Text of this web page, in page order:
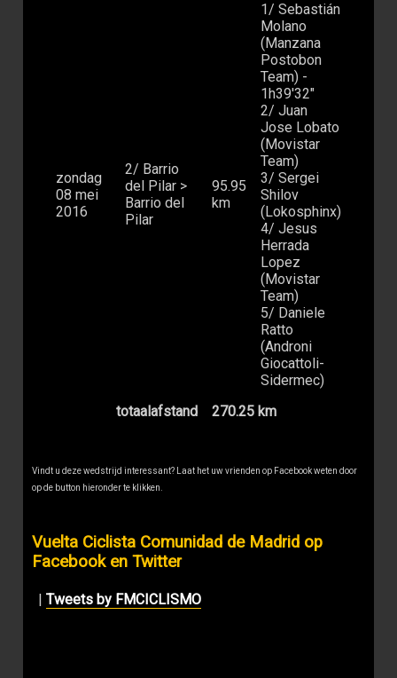
zondag
08 mei
2016
2/ Barrio
del Pilar >
Barrio del
Pilar
95.95
km
1/ Sebastián
Molano
(Manzana
Postobon
Team) -
1h39'32"
2/ Juan
Jose Lobato
(Movistar
Team)
3/ Sergei
Shilov
(Lokosphinx)
4/ Jesus
Herrada
Lopez
(Movistar
Team)
5/ Daniele
Ratto
(Androni
Giocattoli-
Sidermec)
totaalafstand
270.25 km
Vindt u deze wedstrijd interessant? Laat het uw vrienden op Facebook weten door
op de button hieronder te klikken.
Vuelta Ciclista Comunidad de Madrid op
Facebook en Twitter
| Tweets by FMCICLISMO